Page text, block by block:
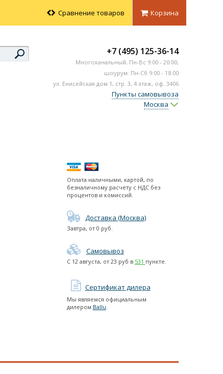
Сравнение товаров Корзина
+7 (495) 125-36-14
Многоканальный, Пн-Вс 9:00 - 20:00,
шоурум: Пн-Сб 9:00 - 18:00
ул. Енисейская дом 1, стр. 3, 4 этаж, оф. 3406
Пункты самовывоза
Москва
Оплата наличными, картой, по
безналичному расчету с НДС без
процентов и комиссий.
Доставка (Москва)
Завтра, от 0 руб.
Самовывоз
С 12 августа, от 23 руб в 531 пункте.
Сертификат дилера
Мы являемся официальным
дилером Ballu.